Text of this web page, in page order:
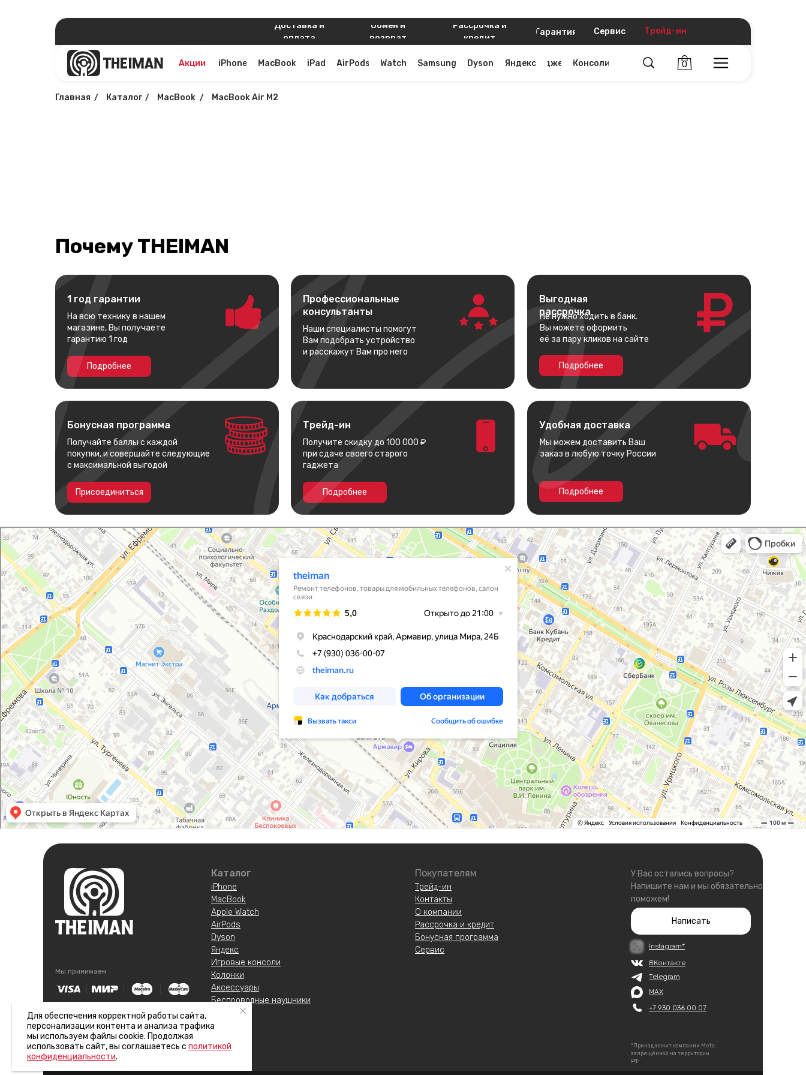
Для обеспечения корректной работы сайта,
персонализации контента и анализа трафика
мы используем файлы cookie. Продолжая
использовать сайт, вы соглашаетесь с политикой
конфиденциальности.
Доставка и
оплата
Обмен и
возврат
Рассрочка и
кредит
Сервис
Гарантия Трейд-ин
0
iPhone
Акции MacBook AirPods Dyson
Watch Samsung Консоли
iPad ЯндексГаджеты
Главная / Каталог / MacBook / MacBook Air M2
Почему THEIMAN
Удобная доставка
Выгодная
рассрочка
Трейд-ин
Профессиональные
консультанты
1 год гарантии
Бонусная программа
Получайте баллы с каждой
покупки, и совершайте следующие
с максимальной выгодой
На всю технику в нашем
магазине, Вы получаете
гарантию 1 год
Подробнее
Наши специалисты помогут
Вам подобрать устройство
и расскажут Вам про него
Не нужно ходить в банк.
Вы можете оформить
её за пару кликов на сайте
Подробнее
Мы можем доставить Ваш
заказ в любую точку России
Подробнее
Получите скидку до 100 000 ₽
при сдаче своего старого
гаджета
Подробнее
Присоединиться
Салон связи в Армавире
Товары для мобильных телефонов в Армавире
Каталог Покупателям
У Вас остались вопросы?
Напишите нам и мы обязательно
поможем!
Мы принимаем
Написать
iPhone
MacBook
Сервис
Трейд-ин
Контакты
О компании
Рассрочка и кредит
Бонусная программа
Instagram*
ВКонтакте
*Принадлежит компании Meta,
запрещённой на территории
РФ
Apple Watch
AirPods
Dyson
Яндекс
Игровые консоли
Колонки
Аксессуары
Услуги
Гаджеты
Беспроводные наушники
+7 930 036 00 07
ИНН 237203820704
ОГРНИП 322237500228291
MAX
Telegram